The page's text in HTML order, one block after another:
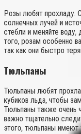
Розы любят прохладу.
солнечных лучей и
стебли и меняйте воду,
того, розам особенно
так как они быстро
Тюльпаны
Тюльпаны любят
кубиков льда, чтобы
Тюльпаны также очень
важно тщательно
этого, тюльпаны имеют